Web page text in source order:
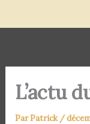
L’actu
ParPatrick /